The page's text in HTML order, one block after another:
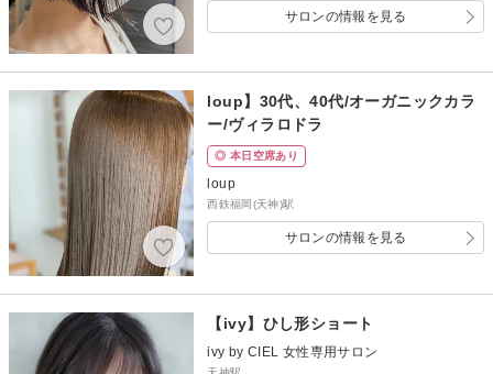
サロンの情報を見る
loup】30代、40代/オーガニックカラ
ー/ヴィラロドラ
◎ 本日空席あり
loup
西鉄福岡(天神)駅
サロンの情報を見る
【ivy】ひし形ショート
ivy by CIEL 女性専用サロン